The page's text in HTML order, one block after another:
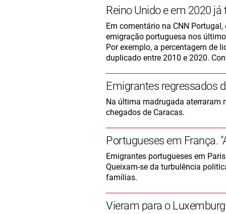
Reino Unido e em 2020 já
Em comentário na CNN
emigração portuguesa nos
Por exemplo, a percentagem de
duplicado entre 2010 e 2020.
Emigrantes regressados
Na última madrugada aterraram
chegados de Caracas.
Portugueses em França.
Emigrantes portugueses em
Queixam-se da turbulência
famílias.
Vieram para o